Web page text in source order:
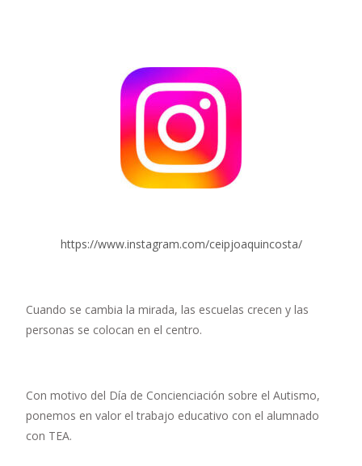
https://www.instagram.com/ceipjoaquincosta/
Cuando se cambia la mirada, las escuelas crecen y las
personas se colocan en el centro.
Con motivo del Día de Concienciación sobre el Autismo,
ponemos en valor el trabajo educativo con el alumnado
con TEA.